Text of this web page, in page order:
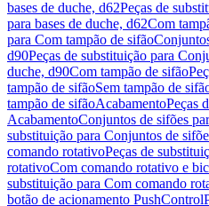
bases de duche, d62Peças de
para bases de duche, d62Com
para Com tampão de sifão
d90Peças de substituição para
duche, d90Com tampão de sifão
tampão de sifãoSem tampão de
tampão de sifãoAcabamentoPeças
AcabamentoConjuntos de sifões
substituição para Conjuntos de
comando rotativoPeças de
rotativoCom comando rotativo e
substituição para Com comando
botão de acionamento PushControl